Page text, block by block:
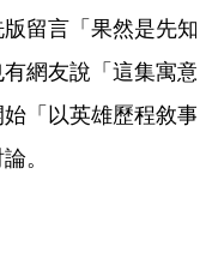
留言「果然是先知
網友說「這集寓意
「以英雄歷程敘事
。